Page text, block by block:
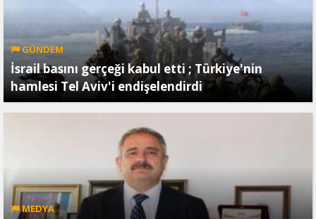
GÜNDEM
İsrail basını gerçeği kabul etti ; Türkiye'nin
hamlesi Tel Aviv'i endişelendirdi
MEDYA